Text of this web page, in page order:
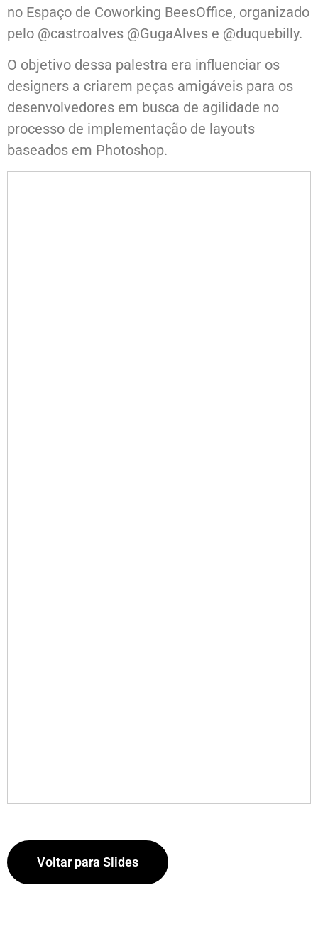
no Espaço de Coworking BeesOffice, organizado
pelo @castroalves @GugaAlves e @duquebilly.
O objetivo dessa palestra era influenciar os
designers a criarem peças amigáveis para os
desenvolvedores em busca de agilidade no
processo de implementação de layouts
baseados em Photoshop.
Voltar para Slides